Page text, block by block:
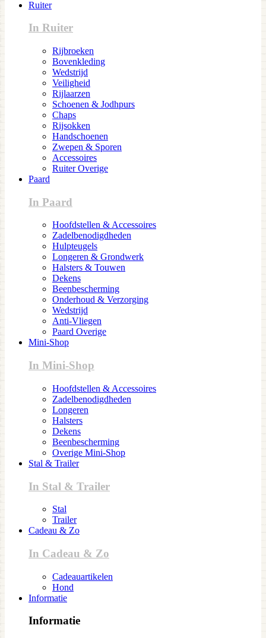
Ruiter
In Ruiter
Rijbroeken
Bovenkleding
Wedstrijd
Veiligheid
Rijlaarzen
Schoenen & Jodhpurs
Chaps
Rijsokken
Handschoenen
Zwepen & Sporen
Accessoires
Ruiter Overige
Paard
In Paard
Hoofdstellen & Accessoires
Zadelbenodigdheden
Hulpteugels
Longeren & Grondwerk
Halsters & Touwen
Dekens
Beenbescherming
Onderhoud & Verzorging
Wedstrijd
Anti-Vliegen
Paard Overige
Mini-Shop
In Mini-Shop
Hoofdstellen & Accessoires
Zadelbenodigdheden
Longeren
Halsters
Dekens
Beenbescherming
Overige Mini-Shop
Stal & Trailer
In Stal & Trailer
Stal
Trailer
Cadeau & Zo
In Cadeau & Zo
Cadeauartikelen
Hond
Informatie
Informatie